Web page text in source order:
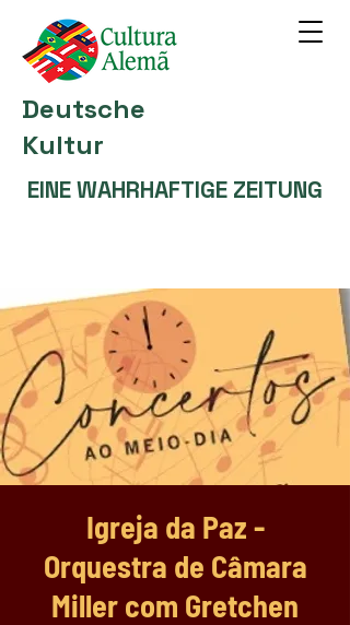
Deutsche
Kultur
EINE WAHRHAFTIGE ZEITUNG
Igreja da Paz -
Orquestra de Câmara
Miller com Gretchen